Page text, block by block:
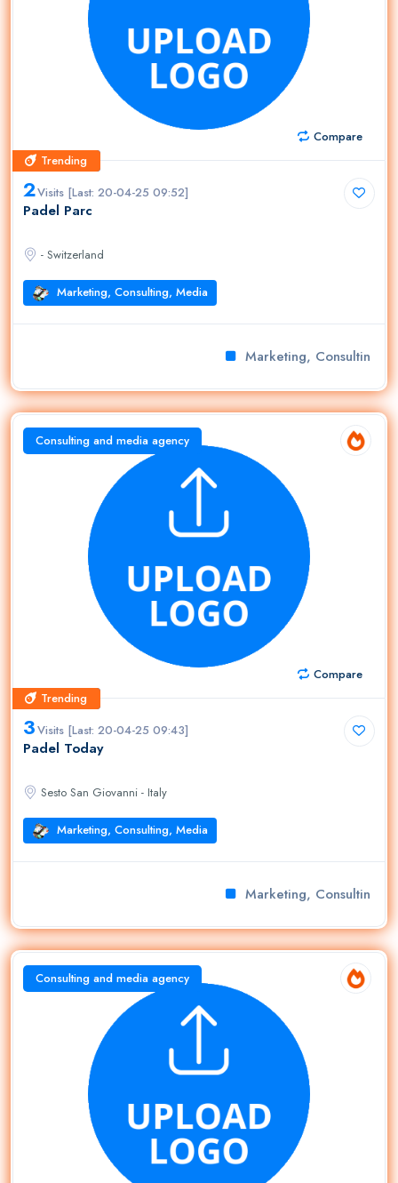
Compare
Trending
Trending
2Visits [Last: 20-04-25 09:52]
Padel Parc
- Switzerland
Marketing, Consulting, Media
Marketing, Consulting,
Consulting and media agency
Compare
Trending
Trending
3Visits [Last: 20-04-25 09:43]
Padel Today
Sesto San Giovanni - Italy
Marketing, Consulting, Media
Marketing, Consulting,
Consulting and media agency